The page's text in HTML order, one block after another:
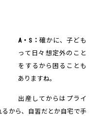
A・S：確かに、子ども
って日々想定外のこと
をするから困ることも
ありますね。
出産してからはプライ
から、自習だとか自宅で手